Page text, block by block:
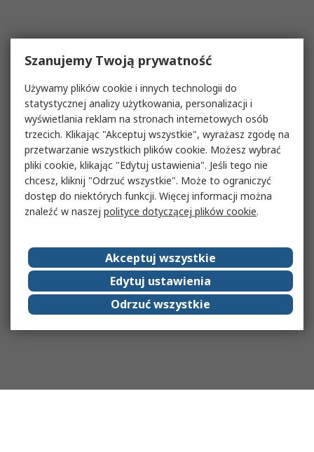
Szanujemy Twoją prywatność
Używamy plików cookie i innych technologii do
statystycznej analizy użytkowania, personalizacji i
wyświetlania reklam na stronach internetowych osób
trzecich. Klikając "Akceptuj wszystkie", wyrażasz zgodę na
przetwarzanie wszystkich plików cookie. Możesz wybrać
pliki cookie, klikając "Edytuj ustawienia". Jeśli tego nie
chcesz, kliknij "Odrzuć wszystkie". Może to ograniczyć
dostęp do niektórych funkcji. Więcej informacji można
znaleźć w naszej polityce dotyczącej plików cookie.
Akceptuj wszystkie
Edytuj ustawienia
Odrzuć wszystkie